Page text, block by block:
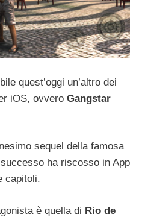
quest’oggi un’altro dei
iOS, ovvero Gangstar
sequel della famosa
ha riscosso in App
capitoli.
è quella di Rio de